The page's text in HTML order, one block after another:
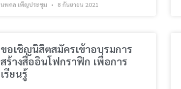
นพดล เพ็ญประชุม 8 กันยายน 2021
ขอเชิญนิสิตสมัครเข้าอบรมการ
สร้างสื่ออินโฟกราฟิก เพื่อการ
เรียนรู้